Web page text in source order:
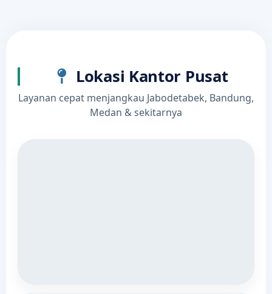
Lokasi Kantor Pusat
Layanan cepat menjangkau Jabodetabek, Bandung,
Medan & sekitarnya